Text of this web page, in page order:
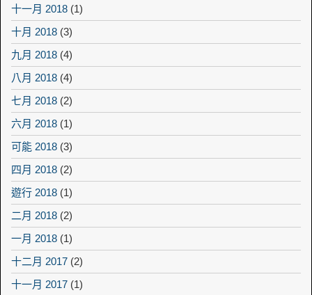
十一月 2018 (1)
十月 2018 (3)
九月 2018 (4)
八月 2018 (4)
七月 2018 (2)
六月 2018 (1)
可能 2018 (3)
四月 2018 (2)
遊行 2018 (1)
二月 2018 (2)
一月 2018 (1)
十二月 2017 (2)
十一月 2017 (1)